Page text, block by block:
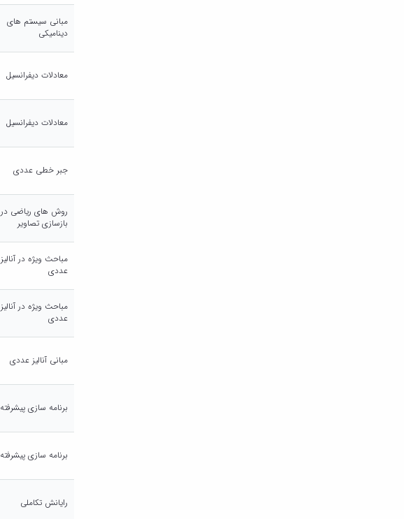
مبانی سیستم های
دینامیکی
معادلات دیفرانسیل
معادلات دیفرانسیل
جبر خطی عددی
روش های ریاضی در
بازسازی تصاویر
مباحث ویژه در آنالیز
عددی
مباحث ویژه در آنالیز
عددی
مبانی آنالیز عددی
برنامه سازی پیشرفته
برنامه سازی پیشرفته
رایانش تکاملی